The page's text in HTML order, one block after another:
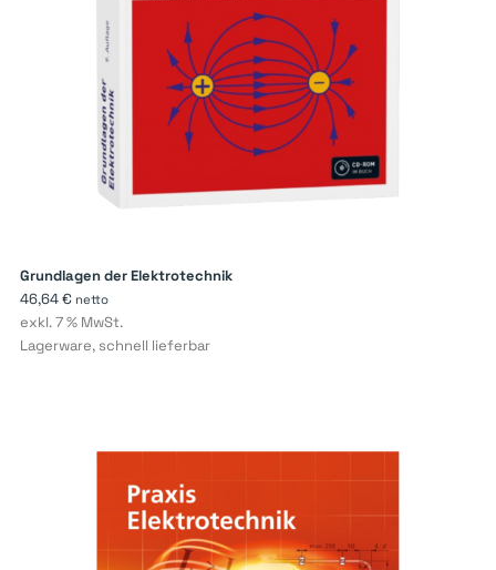
Grundlagen der Elektrotechnik
46,64€ netto
exkl. 7 % MwSt.
Lagerware, schnell lieferbar